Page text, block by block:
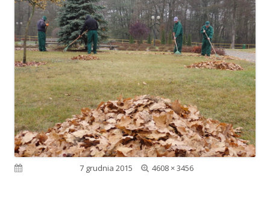
Opublikowano7 grudnia 2015
Pełny
4608 × 3456